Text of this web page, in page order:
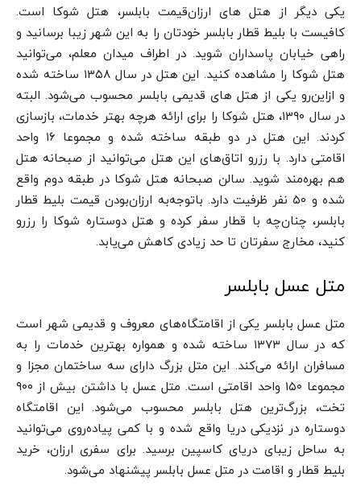
یکی دیگر از هتل ‌های ارزان‌قیمت بابلسر، هتل شوکا است.
کافیست با بلیط قطار بابلسر خودتان را به این شهر زیبا برسانید و
راهی خیابان پاسداران شوید. در اطراف میدان معلم، می‌توانید
هتل شوکا را مشاهده کنید. این هتل در سال ۱۳۵۸ ساخته شده
و ازاین‌رو یکی از هتل ‌های قدیمی بابلسر محسوب می‌شود. البته
در سال ۱۳۹۰، هتل شوکا را برای ارائه هر‌چه بهتر خدمات، بازسازی
کردند. این هتل در دو طبقه ساخته شده و مجموعا ۱۶ واحد
اقامتی دارد. با رزرو اتاق‌های این هتل می‌توانید از صبحانه هتل
هم بهره‌مند شوید. سالن صبحانه هتل شوکا در طبقه دوم واقع
شده و ۵۰ نفر ظرفیت دارد. باتوجه‌به ارزان‌بودن قیمت بلیط قطار
بابلسر، چنان‌چه با قطار سفر کرده و هتل دوستاره شوکا را رزرو
کنید، مخارج سفرتان تا حد زیادی کاهش می‌یابد.
متل عسل بابلسر
متل عسل بابلسر یکی از اقامتگاه‌های معروف و قدیمی شهر است
که در سال ۱۳۷۳ ساخته شده و همواره بهترین خدمات را به
مسافران ارائه می‌کند. این متل بزرگ دارای سه ساختمان مجزا و
مجموعا ۱۵۰ واحد اقامتی است. متل عسل با داشتن بیش از ۹۰۰
تخت، بزرگ‌ترین هتل بابلسر محسوب می‌شود. این اقامتگاه
دوستاره در نزدیکی دریا واقع شده و با کمی پیاده‌روی می‌توانید
به ساحل زیبای دریای کاسپین برسید. برای سفری ارزان، خرید
بلیط قطار و اقامت در متل عسل بابلسر پیشنهاد می‌شود.